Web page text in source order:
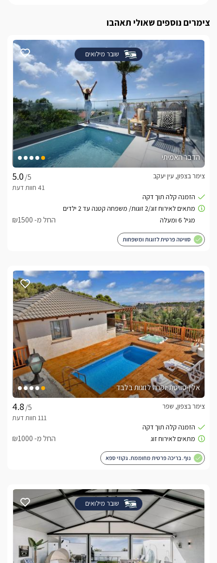
צימרים נוספים שאולי תאהבו
שובר מילואים
הדבר האמיתי
/5
צימר בצפון, עין יעקב
החל מ- ₪1500
סוויטה פרטית לזוגות ומשפחות
אלין-סוויטת יוקרה לזוגות בלבד
/5
צימר בצפון, שפר
החל מ- ₪1000
נוף. בריכה פרטית מחוממת. גקוזי ספא
שובר מילואים